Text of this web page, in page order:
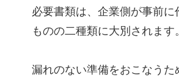
必要書類は、企業側が事前
ものの二種類に大別されます。
漏れのない準備をおこなう